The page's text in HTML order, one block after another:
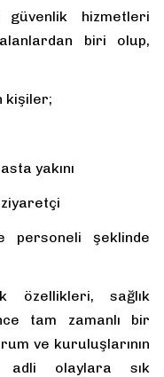
hizmetleri
biri olup,
kişiler;
yakını
ziyaretçi
personeli şeklinde
özellikleri, sağlık
tam zamanlı bir
ve kuruluşlarının
adli olaylara sık